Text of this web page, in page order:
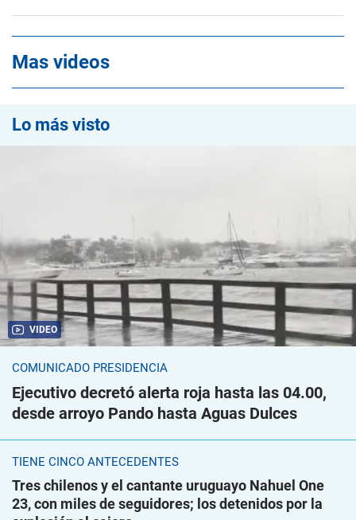
Mas videos
Lo más visto
VIDEO
COMUNICADO PRESIDENCIA
Ejecutivo decretó alerta roja hasta las 04.00,
desde arroyo Pando hasta Aguas Dulces
TIENE CINCO ANTECEDENTES
Tres chilenos y el cantante uruguayo Nahuel One
23, con miles de seguidores; los detenidos por la